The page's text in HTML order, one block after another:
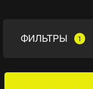
ФИЛЬТРЫ 1